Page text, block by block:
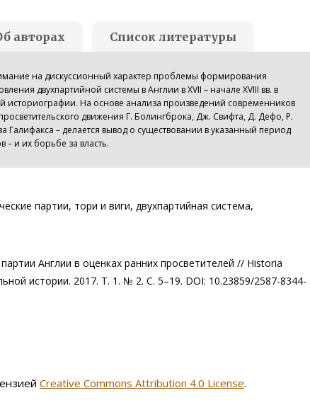
на дискуссионный характер проблемы формирования
двухпартийной системы в Англии в XVII – начале XVIII вв. в
историографии. На основе анализа произведений современников
движения Г. Болингброка, Дж. Свифта, Д. Дефо, Р.
Галифакса – делается вывод о существовании в указанный период
– и их борьбе за власть.
авторах Список литературы
партии, тори и виги, двухпартийная система,
Англии в оценках ранних просветителей // Historia
истории. 2017. Т. 1. № 2. С. 5–19. DOI: 10.23859/2587-8344-
Creative Commons Attribution 4.0 License.